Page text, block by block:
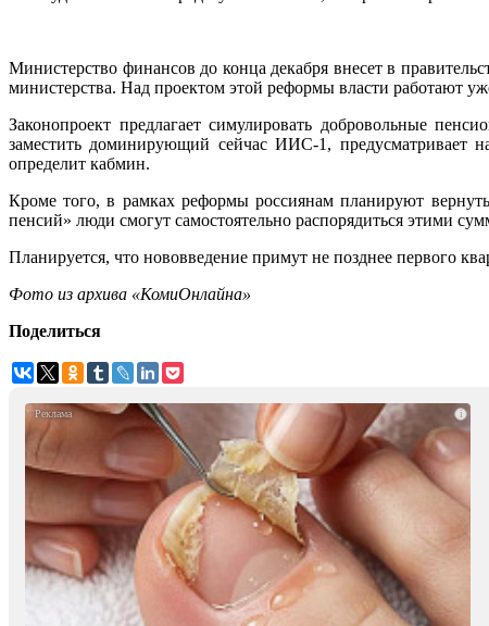
Министерство финансов до конца декабря внесет в
министерства. Над проектом этой реформы власти работают
Законопроект предлагает симулировать добровольные
заместить доминирующий сейчас ИИС-1,
определит кабмин.
Кроме того, в рамках реформы россиянам планируют
пенсий» люди смогут самостоятельно распорядиться этими
Планируется, что нововведение примут не позднее первого
Фото из архива «КомиОнлайна»
Поделиться
i